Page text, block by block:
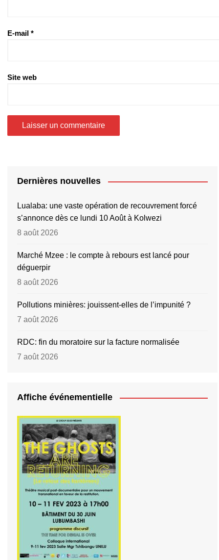
E-mail *
Site web
Dernières nouvelles
Lualaba: une vaste opération de recouvrement forcé
s’annonce dès ce lundi 10 Août à Kolwezi
8 août 2026
Marché Mzee : le compte à rebours est lancé pour
déguerpir
8 août 2026
Pollutions minières: jouissent-elles de l’impunité ?
7 août 2026
RDC: fin du moratoire sur la facture normalisée
7 août 2026
Affiche événementielle